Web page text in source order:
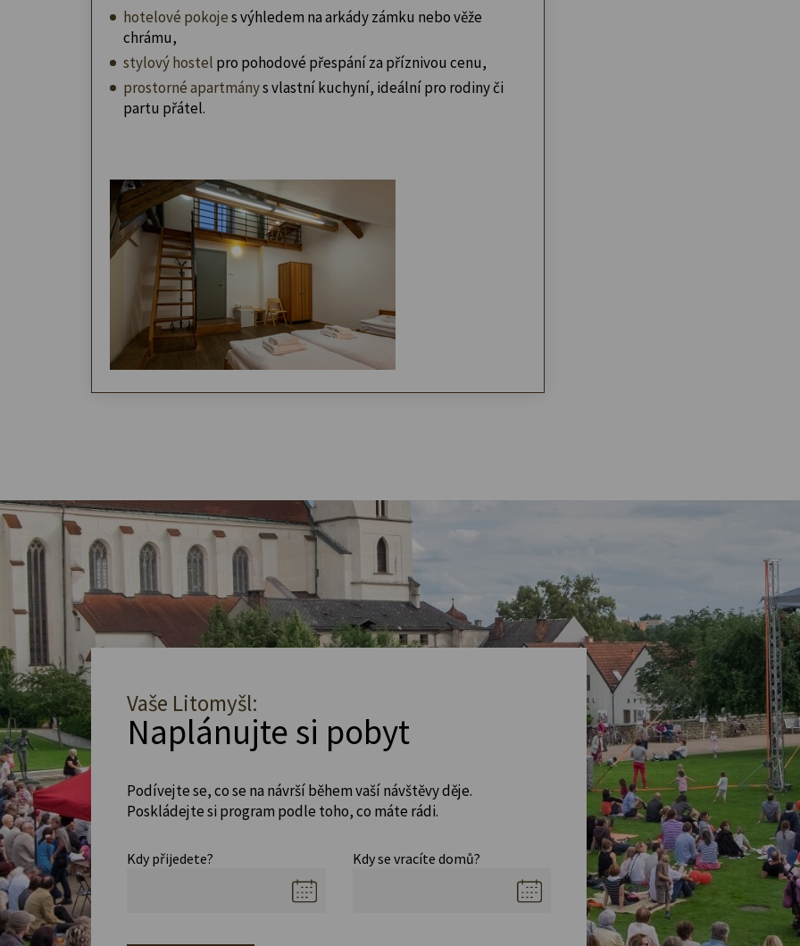
hotelové pokojes výhledem na arkády zámku nebo věže
chrámu,
stylový hostel pro pohodové přespání za příznivou cenu,
prostorné apartmánys vlastní kuchyní, ideální pro rodiny či
partu přátel.
Vaše Litomyšl:
Naplánujte si pobyt
Podívejte se, co se na návrší během vaší návštěvy děje.
Poskládejte si program podle toho, co máte rádi.
Kdy přijedete? Kdy se vracíte domů?